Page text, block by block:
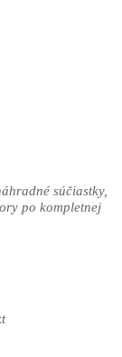
súčiastky,
po kompletnej